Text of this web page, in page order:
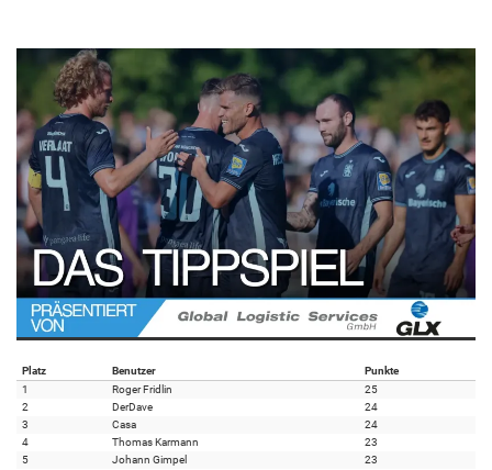
Platz Benutzer
Punkte
1
Roger Fridlin
25
2
DerDave
24
3
Casa
24
4
Thomas Karmann
23
5
Johann Gimpel
23